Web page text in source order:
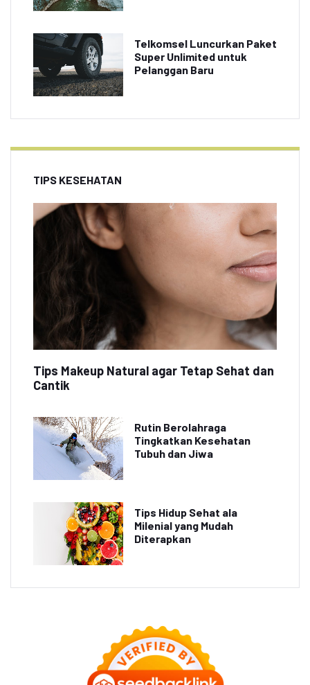
Telkomsel Luncurkan Paket
Super Unlimited untuk
Pelanggan Baru
TIPS KESEHATAN
Tips Makeup Natural agar Tetap Sehat dan
Cantik
Rutin Berolahraga
Tingkatkan Kesehatan
Tubuh dan Jiwa
Tips Hidup Sehat ala
Milenial yang Mudah
Diterapkan